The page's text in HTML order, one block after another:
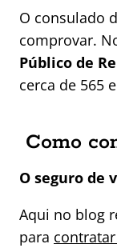
O consulado
comprovar.
Público de
cerca de 565
Como
O seguro de
Aqui no blog
para